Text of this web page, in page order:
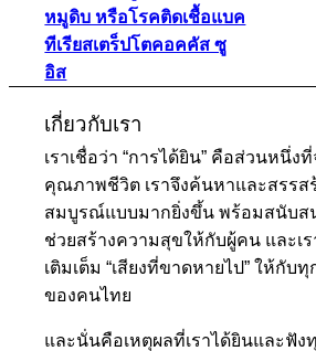
หมูดิบ หรือโรคติดเชื้อแบค
ทีเรียสเตร็ปโตคอคคัส ซู
อิส
เกี่ยวกับเรา
เราเชื่อว่า “การได้ยิน” คือส่วนหนึ่ง
คุณภาพชีวิต เราจึงค้นหาและสรรสร้
สมบูรณ์แบบมากยิ่งขึ้น พร้อมสนับสนุ
ช่วยสร้างความสุขให้กับผู้คน และเ
เติมเต็ม “เสียงที่ขาดหายไป” ให้กับ
ของคนไทย
และนั่นคือเหตุผลที่เราได้ยินและฟัง